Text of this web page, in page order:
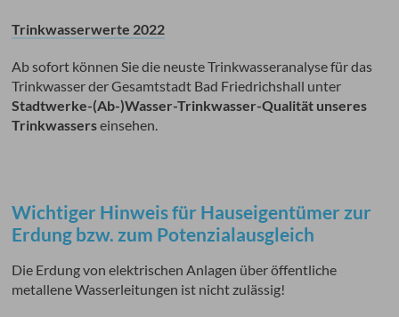
Trinkwasserwerte 2022
Ab sofort können Sie die neuste Trinkwasseranalyse für das
Trinkwasser der Gesamtstadt Bad Friedrichshall unter
Stadtwerke-(Ab-)Wasser-Trinkwasser-Qualität unseres
Trinkwasserseinsehen.
Wichtiger Hinweis für Hauseigentümer zur
Erdung bzw. zum Potenzialausgleich
Die Erdung von elektrischen Anlagen über öffentliche
metallene Wasserleitungen ist nicht zulässig!